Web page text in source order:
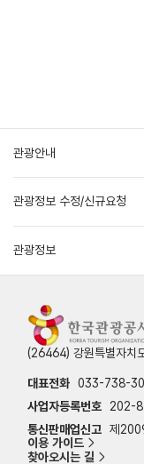
관광안내
관광정보 수정/신규요청
관광정보
(26464) 강원특별자치
대표전화 033-738-
사업자등록번호
202-
통신판매업신고 제
이용 가이드
찾아오시는 길